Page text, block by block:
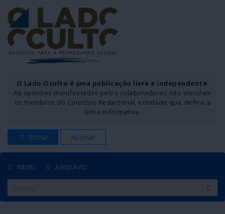
O Lado Oculto é uma publicação livre e independente.
As opiniões manifestadas pelos colaboradores não vinculam
os membros do Colectivo Redactorial, entidade que define a
linha informativa.
Entrar Assinar
MENU ARQUIVO